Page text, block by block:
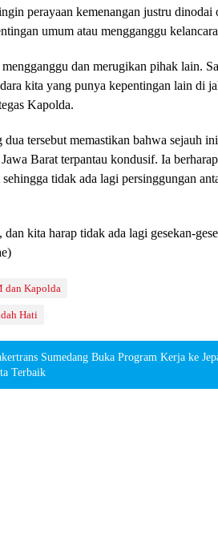
perayaan kemenangan justru dinodai
umum atau mengganggu
mengganggu dan merugikan pihak lain.
kita yang punya kepentingan lain di
Kapolda.
dua tersebut memastikan bahwa sejauh
Barat terpantau kondusif. Ia
tidak ada lagi persinggungan
dan kita harap tidak ada lagi gesekan-
dan Kapolda
Hati
Sumedang Buka Program Kerja ke
Terbaik